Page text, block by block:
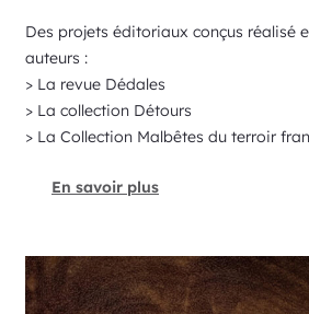
Des projets éditoriaux conçus réalisé
auteurs :
> La revue Dédales
> La collection Détours
> La Collection Malbêtes du terroir
En savoir plus